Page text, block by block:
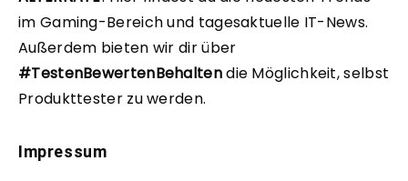
im Gaming-Bereich und tagesaktuelle IT-News.
Außerdem bieten wir dir über
#TestenBewertenBehaltendie Möglichkeit, selbst
Produkttester zu werden.
Impressum